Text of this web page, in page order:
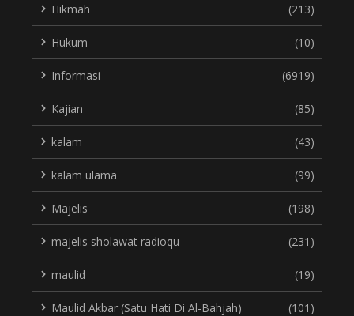
Hikmah (213)
Hukum (10)
Informasi (6919)
Kajian (85)
kalam (43)
kalam ulama (99)
Majelis (198)
majelis sholawat radioqu (231)
maulid (19)
Maulid Akbar (Satu Hati Di Al-Bahjah) (101)